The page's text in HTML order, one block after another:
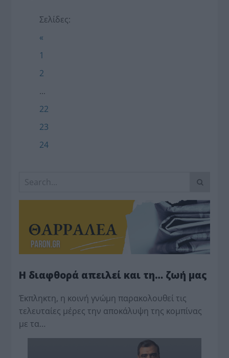
Σελίδες:
«
1
2
...
22
23
24
Η διαφθορά απειλεί και τη… ζωή μας
Έκπληκτη, η κοινή γνώμη παρακολουθεί τις
τελευταίες μέρες την αποκάλυψη της κο­μπίνας
με τα…